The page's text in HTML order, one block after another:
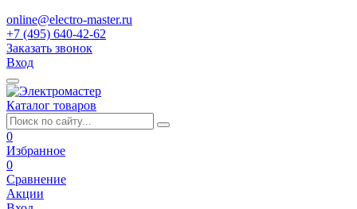
online@electro-master.ru
+7 (495) 640-42-62
Заказать звонок
Вход
Каталог товаров
0
Избранное
0
Сравнение
Акции